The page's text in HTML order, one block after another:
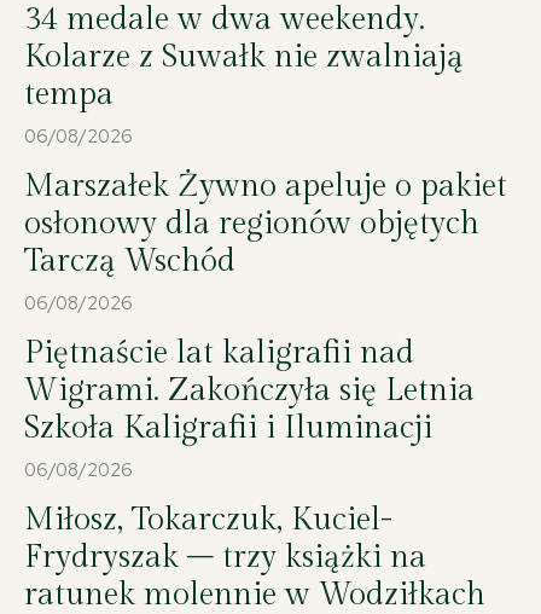
34 medale w dwa weekendy.
Kolarze z Suwałk nie zwalniają
tempa
06/08/2026
Marszałek Żywno apeluje o pakiet
osłonowy dla regionów objętych
Tarczą Wschód
06/08/2026
Piętnaście lat kaligrafii nad
Wigrami. Zakończyła się Letnia
Szkoła Kaligrafii i Iluminacji
06/08/2026
Miłosz, Tokarczuk, Kuciel-
Frydryszak – trzy książki na
ratunek molennie w Wodziłkach